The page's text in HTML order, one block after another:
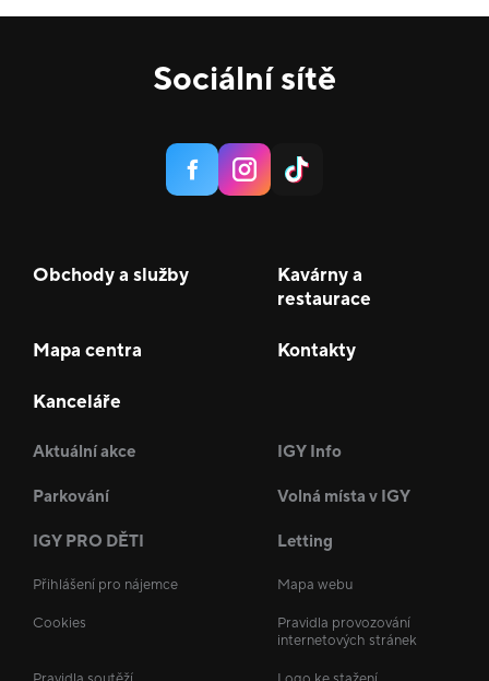
Sociální sítě
Obchody a služby
Kavárny a
restaurace
Mapa centra Kontakty
Kanceláře
Aktuální akce IGY Info
Parkování Volná místa v IGY
IGY PRO DĚTI Letting
Přihlášení pro nájemce Mapa webu
Cookies
Pravidla provozování
internetových stránek